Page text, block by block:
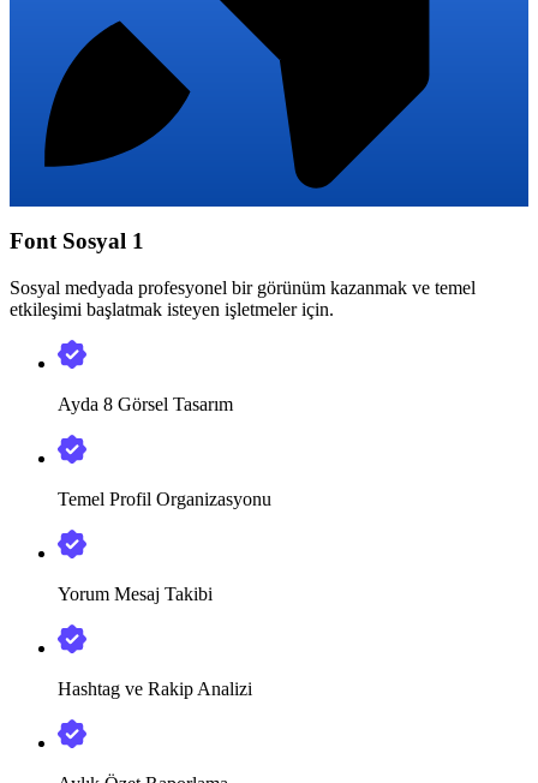
Font Sosyal 1
Sosyal medyada profesyonel bir görünüm kazanmak ve temel
etkileşimi başlatmak isteyen işletmeler için.
Ayda 8 Görsel Tasarım
Temel Profil Organizasyonu
Yorum Mesaj Takibi
Hashtag ve Rakip Analizi